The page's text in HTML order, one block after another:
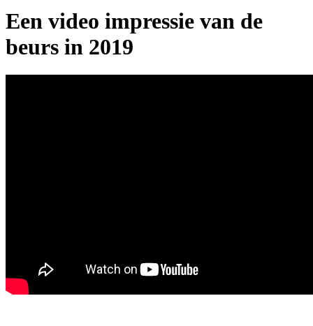
Een video impressie van de
beurs in 2019